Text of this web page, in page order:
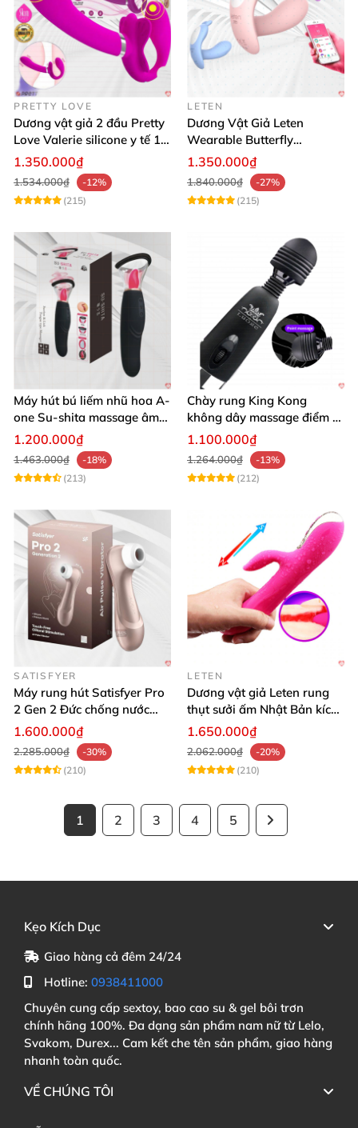
PRETTY LOVE
Dương vật giả 2 đầu Pretty
Love Valerie silicone y tế 12
chế độ rung
1.350.000₫
1.534.000₫
-12%
(215)
LETEN
Dương Vật Giả Leten
Wearable Butterfly
Bluetooth Đa Năng
1.350.000₫
1.840.000₫
-27%
(215)
Máy hút bú liếm nhũ hoa A-
one Su-shita massage âm
đạo độc đáo
1.200.000₫
1.463.000₫
-18%
(213)
Chày rung King Kong
không dây massage điểm G
sạc USB tiện lợi cao cấp
1.100.000₫
1.264.000₫
-13%
(212)
SATISFYER
Máy rung hút Satisfyer Pro
2 Gen 2 Đức chống nước
massage điểm G sạc pin
1.600.000₫
2.285.000₫
-30%
(210)
LETEN
Dương vật giả Leten rung
thụt sưởi ấm Nhật Bản kích
thích điểm G
1.650.000₫
2.062.000₫
-20%
(210)
1 2 3 4 5
Kẹo Kích Dục
Giao hàng cả đêm 24/24
Hotline: 0938411000
Chuyên cung cấp sextoy, bao cao su & gel bôi trơn
chính hãng 100%. Đa dạng sản phẩm nam nữ từ Lelo,
Svakom, Durex... Cam kết che tên sản phẩm, giao hàng
nhanh toàn quốc.
VỀ CHÚNG TÔI